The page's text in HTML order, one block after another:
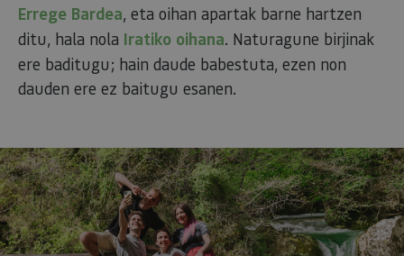
Errege Bardea, eta oihan apartak barne hartzen
ditu, hala nola Iratiko oihana. Naturagune birjinak
ere baditugu; hain daude babestuta, ezen non
dauden ere ez baitugu esanen.